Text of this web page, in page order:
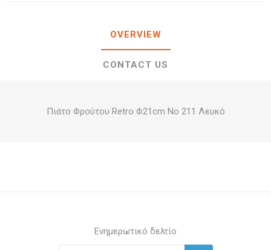
OVERVIEW
CONTACT US
Πιάτο Φρούτου Retro Φ21cm Νο 211 Λευκό
Ενημερωτικό δελτίο